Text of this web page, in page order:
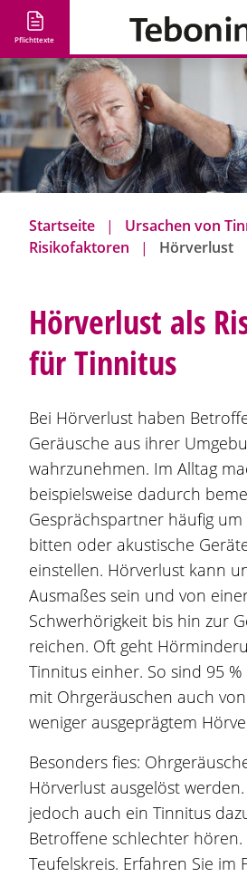
r
e
k
t
z
u
m
Pflichttexte
Startseite
Ursachen von
Risikofaktoren
Hörverlust
Hörverlust als
für Tinnitus
Bei Hörverlust haben
Geräusche aus ihrer
wahrzunehmen. Im Alltag
beispielsweise dadurch
Gesprächspartner häufig
bitten oder akustische
einstellen. Hörverlust kann
Ausmaßes sein und von
Schwerhörigkeit bis hin zur
reichen. Oft geht
Tinnitus einher. So sind 95
mit Ohrgeräuschen auch
weniger ausgeprägtem
Besonders fies:
Hörverlust ausgelöst
jedoch auch ein Tinnitus
Betroffene schlechter
Teufelskreis. Erfahren Sie im